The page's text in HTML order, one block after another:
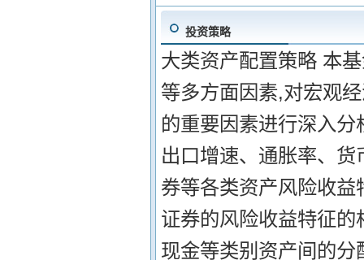
投资策略
大类资产配置策略 本
等多方面因素,对宏观
的重要因素进行深入
出口增速、通胀率、
券等各类资产风险收
证券的风险收益特征
现金等类别资产间的